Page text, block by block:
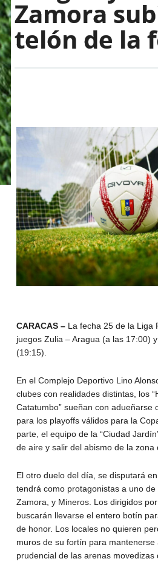
Zamora
telón de la
CARACAS –La fecha 25 de la Liga
juegos Zulia – Aragua (a las 17:00)
(19:15).
En el Complejo Deportivo Lino
clubes con realidades distintas, los
Catatumbo” sueñan con adueñarse
para los playoffs válidos para la
parte, el equipo de la “Ciudad
de aire y salir del abismo de la zona
El otro duelo del día, se disputará
tendrá como protagonistas a uno
Zamora, y Mineros. Los dirigidos
buscarán llevarse el entero botín
de honor. Los locales no quieren
muros de su fortín para mantenerse
prudencial de las arenas movedizas